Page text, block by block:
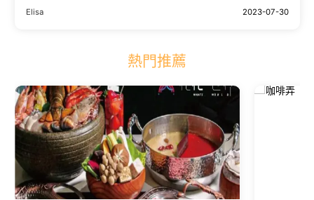
風格咖啡廳
Elisa 2023-07-30
熱門推薦